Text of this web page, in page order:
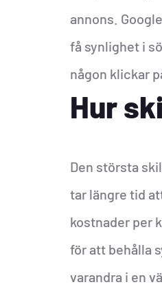
annons.
få synlighet i
någon klickar
Hur
Den största
tar längre tid
kostnader per
för att behålla
varandra i en